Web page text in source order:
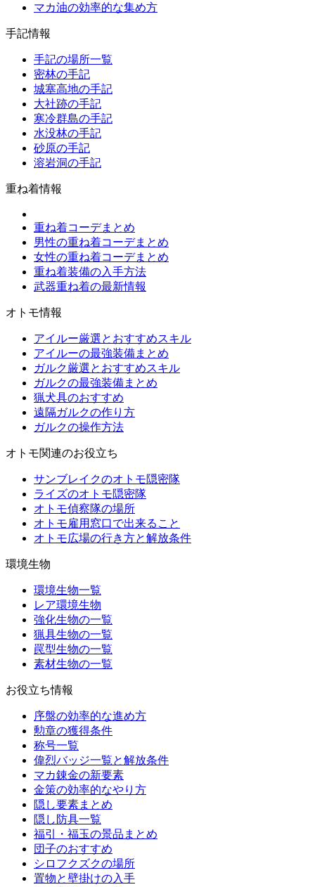
マカ油の効率的な集め方
手記情報
手記の場所一覧
密林の手記
城塞高地の手記
大社跡の手記
寒冷群島の手記
水没林の手記
砂原の手記
溶岩洞の手記
重ね着情報
重ね着コーデまとめ
男性の重ね着コーデまとめ
女性の重ね着コーデまとめ
重ね着装備の入手方法
武器重ね着の最新情報
オトモ情報
アイルー厳選とおすすめスキル
アイルーの最強装備まとめ
ガルク厳選とおすすめスキル
ガルクの最強装備まとめ
猟犬具のおすすめ
遠隔ガルクの作り方
ガルクの操作方法
オトモ関連のお役立ち
サンブレイクのオトモ隠密隊
ライズのオトモ隠密隊
オトモ偵察隊の場所
オトモ雇用窓口で出来ること
オトモ広場の行き方と解放条件
環境生物
環境生物一覧
レア環境生物
強化生物の一覧
猟具生物の一覧
罠型生物の一覧
素材生物の一覧
お役立ち情報
序盤の効率的な進め方
勲章の獲得条件
称号一覧
偉烈バッジ一覧と解放条件
マカ錬金の新要素
金策の効率的なやり方
隠し要素まとめ
隠し防具一覧
福引・福玉の景品まとめ
団子のおすすめ
シロフクズクの場所
置物と壁掛けの入手